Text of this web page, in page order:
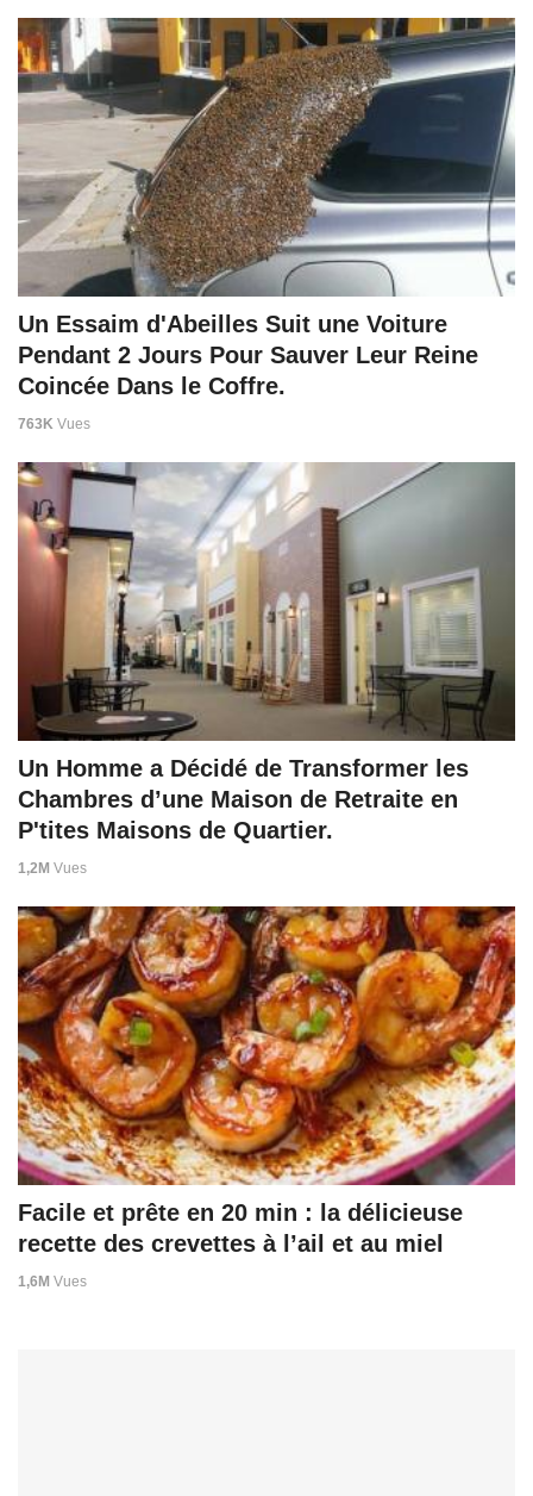
Un Essaim d'Abeilles Suit une Voiture
Pendant 2 Jours Pour Sauver Leur Reine
Coincée Dans le Coffre.
763K Vues
Un Homme a Décidé de Transformer les
Chambres d’une Maison de Retraite en
P'tites Maisons de Quartier.
1,2M Vues
Facile et prête en 20 min : la délicieuse
recette des crevettes à l’ail et au miel
1,6M Vues